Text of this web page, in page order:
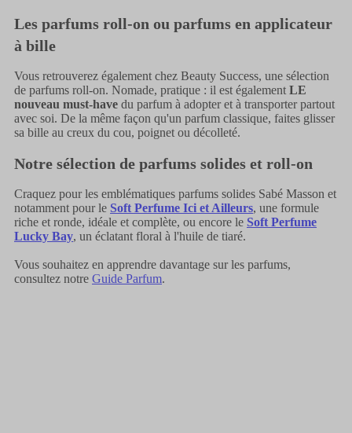
Les parfums roll-on ou parfums en applicateur
à bille
Vous retrouverez également chez Beauty Success, une sélection
de parfums roll-on. Nomade, pratique : il est également LE
nouveau must-have du parfum à adopter et à transporter partout
avec soi. De la même façon qu'un parfum classique, faites glisser
sa bille au creux du cou, poignet ou décolleté.
Notre sélection de parfums solides et roll-on
Craquez pour les emblématiques parfums solides Sabé Masson et
notamment pour le Soft Perfume Ici et Ailleurs, une formule
riche et ronde, idéale et complète, ou encore le Soft Perfume
Lucky Bay, un éclatant floral à l'huile de tiaré.
Vous souhaitez en apprendre davantage sur les parfums,
consultez notre Guide Parfum.